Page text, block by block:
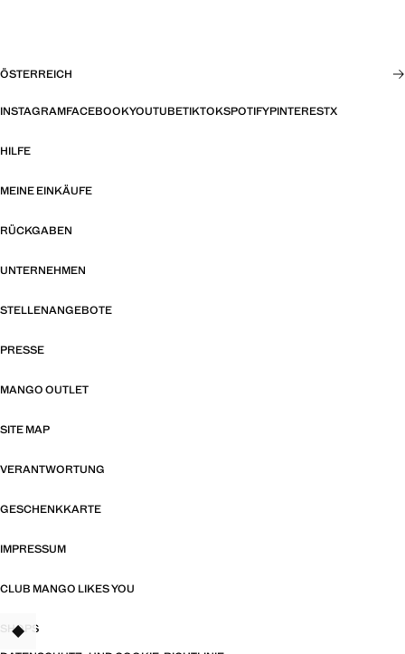
ÖSTERREICH
INSTAGRAMFACEBOOKYOUTUBETIKTOKSPOTIFYPINTERESTX
HILFE
MEINE EINKÄUFE
RÜCKGABEN
UNTERNEHMEN
STELLENANGEBOTE
PRESSE
MANGO OUTLET
SITE MAP
VERANTWORTUNG
GESCHENKKARTE
IMPRESSUM
CLUB MANGO LIKES YOU
SHOPS